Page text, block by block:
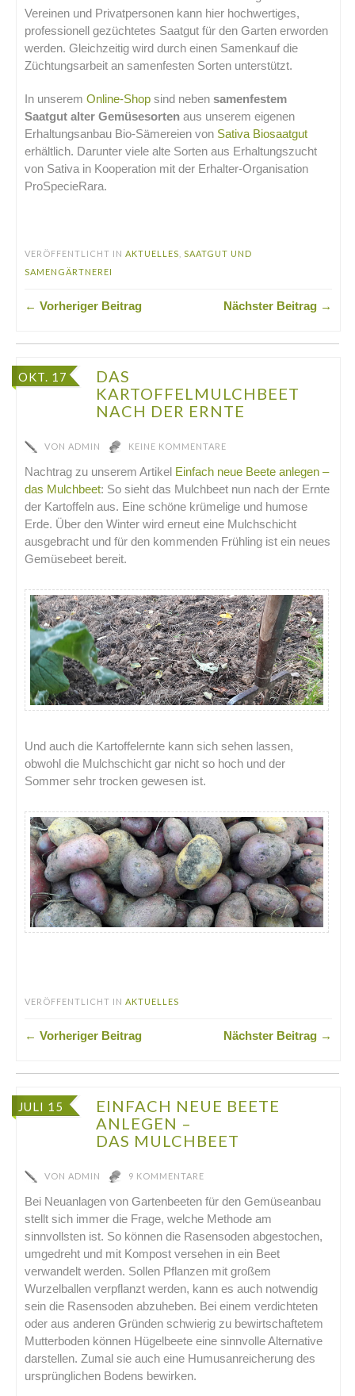
Vereinen und Privatpersonen kann hier hochwertiges,
professionell gezüchtetes Saatgut für den Garten erworden
werden. Gleichzeitig wird durch einen Samenkauf die
Züchtungsarbeit an samenfesten Sorten unterstützt.
In unserem Online-Shop sind neben samenfestem
Saatgut alter Gemüsesorten aus unserem eigenen
Erhaltungsanbau Bio-Sämereien von Sativa Biosaatgut
erhältlich. Darunter viele alte Sorten aus Erhaltungszucht
von Sativa in Kooperation mit der Erhalter-Organisation
ProSpecieRara.
VERÖFFENTLICHT IN AKTUELLES SAATGUT UND
SAMENGÄRTNEREI
← Vorheriger Beitrag Nächster Beitrag →
OKT. 17
DAS
KARTOFFELMULCHBEET
NACH DER ERNTE
VON ADMIN KEINE KOMMENTARE
Nachtrag zu unserem Artikel Einfach neue Beete anlegen –
das Mulchbeet: So sieht das Mulchbeet nun nach der Ernte
der Kartoffeln aus. Eine schöne krümelige und humose
Erde. Über den Winter wird erneut eine Mulchschicht
ausgebracht und für den kommenden Frühling ist ein neues
Gemüsebeet bereit.
Und auch die Kartoffelernte kann sich sehen lassen,
obwohl die Mulchschicht gar nicht so hoch und der
Sommer sehr trocken gewesen ist.
VERÖFFENTLICHT IN AKTUELLES
← Vorheriger Beitrag Nächster Beitrag →
JULI 15
EINFACH NEUE BEETE
ANLEGEN –
DAS MULCHBEET
VON ADMIN 9 KOMMENTARE
Bei Neuanlagen von Gartenbeeten für den Gemüseanbau
stellt sich immer die Frage, welche Methode am
sinnvollsten ist. So können die Rasensoden abgestochen,
umgedreht und mit Kompost versehen in ein Beet
verwandelt werden. Sollen Pflanzen mit großem
Wurzelballen verpflanzt werden, kann es auch notwendig
sein die Rasensoden abzuheben. Bei einem verdichteten
oder aus anderen Gründen schwierig zu bewirtschaftetem
Mutterboden können Hügelbeete eine sinnvolle Alternative
darstellen. Zumal sie auch eine Humusanreicherung des
ursprünglichen Bodens bewirken.